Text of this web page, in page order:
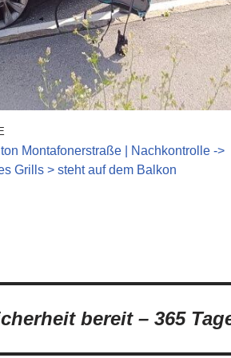
Montafonerstraße | Nachkontrolle ->
Grills > steht auf dem Balkon
bereit – 365